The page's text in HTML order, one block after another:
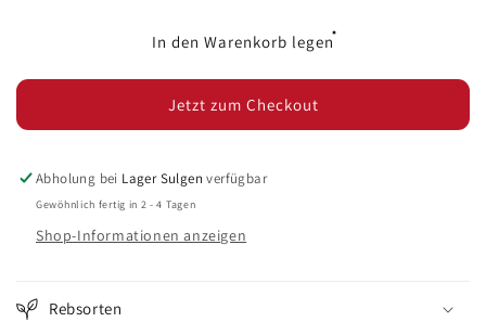
Cuvee
für
Cuvee
Eugenie
In den Warenkorb legen
Jetzt zum Checkout
Abholung bei Lager Sulgen verfügbar
Gewöhnlich fertig in 2 - 4 Tagen
Shop-Informationen anzeigen
Rebsorten